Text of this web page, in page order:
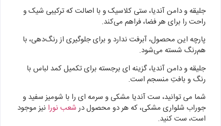
جلیقه و دامن آندیا، ستی کلاسیک و با اصالت که ترکیبی شیک و
راحت را برای هر فضا، فراهم می‌کند.
پارچه این محصول، آبرفت ندارد و برای جلوگیری از رنگ‌دهی، با
هم‌رنگ شسته می‌شود.
جلیقه و دامن آندیا، گزینه‌ ای برجسته برای تکمیل کمد لباس با
رنگ و بافتِ منسجم است.
شما می توانید، ست آندیا مشکی و سرمه ای را با شومیز سفید و
جوراب شلواری مشکی، که هر دو محصول درشعب نورا نیز موجود
است، ست کنید.